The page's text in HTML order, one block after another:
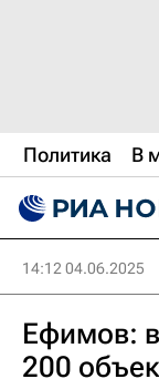
Политика В
14:12 04.06.2025
Ефимов:
200